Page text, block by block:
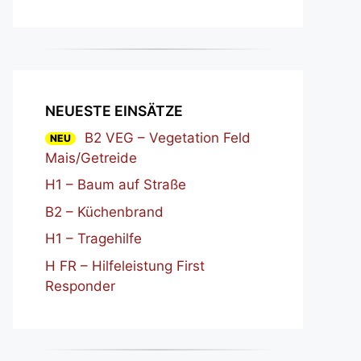
NEUESTE EINSÄTZE
NEU
B2 VEG – Vegetation Feld
Mais/Getreide
H1 – Baum auf Straße
B2 – Küchenbrand
H1 – Tragehilfe
H FR – Hilfeleistung First
Responder